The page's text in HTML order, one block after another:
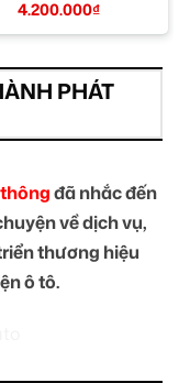
4.200.000₫
PHÁT
đã nhắc đến
về dịch vụ,
thương hiệu
ô tô.